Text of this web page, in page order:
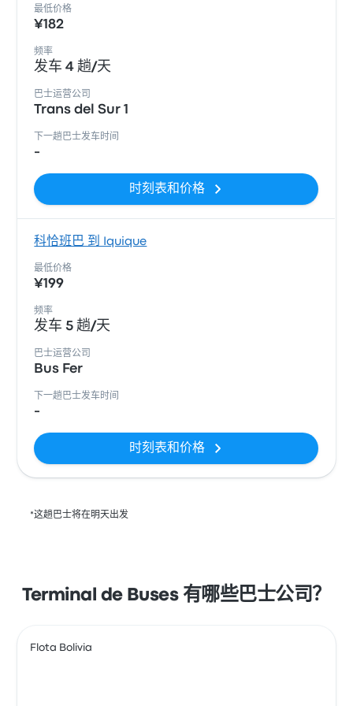
最低价格
¥182
频率
发车 4 趟/天
巴士运营公司
Trans del Sur 1
下一趟巴士发车时间
-
时刻表和价格
科恰班巴 到 Iquique
最低价格
¥199
频率
发车 5 趟/天
巴士运营公司
Bus Fer
下一趟巴士发车时间
-
时刻表和价格
*这趟巴士将在明天出发
Terminal de Buses 有哪些巴士公司？
Flota Bolivia